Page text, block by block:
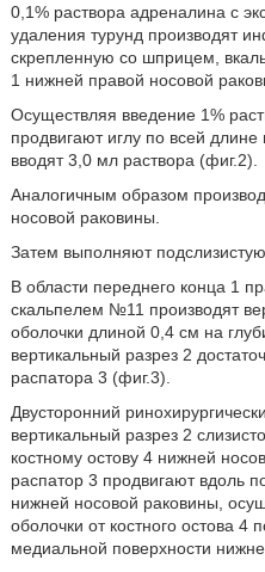
0,1% раствора адреналина с
удаления турунд производят
скрепленную со шприцем,
1 нижней правой носовой
Осуществляя введение 1%
продвигают иглу по всей
вводят 3,0 мл раствора (фиг.2).
Аналогичным образом
носовой раковины.
Затем выполняют
В области переднего конца 1
скальпелем №11 производят
оболочки длиной 0,4 см на
вертикальный разрез 2
распатора 3 (фиг.3).
Двусторонний
вертикальный разрез 2
костному остову 4 нижней
распатор 3 продвигают вдоль
нижней носовой раковины,
оболочки от костного остова
медиальной поверхности